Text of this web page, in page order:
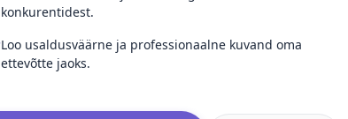
konkurentidest.
Loo usaldusväärne ja professionaalne kuvand oma
ettevõtte jaoks.